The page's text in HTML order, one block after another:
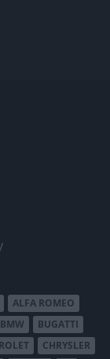
ALFA ROMEO
BMW
BUGATTI
CHRYSLER